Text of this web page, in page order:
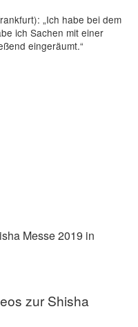
„Ich habe bei dem
ich Sachen mit einer
eingeräumt.“
Messe 2019 in
zur Shisha